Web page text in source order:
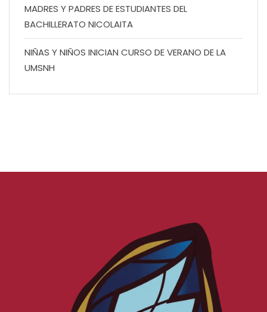
MADRES Y PADRES DE ESTUDIANTES DEL
BACHILLERATO NICOLAITA
NIÑAS Y NIÑOS INICIAN CURSO DE VERANO DE LA
UMSNH